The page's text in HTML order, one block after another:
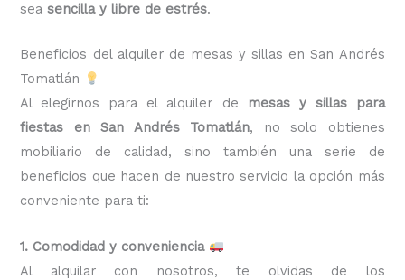
seasencilla y libre de estrés.
Beneficios del alquiler de mesas y sillas en San Andrés
Tomatlán
Al elegirnos para el alquiler de
mesas y sillas para
fiestas en San Andrés Tomatlán, no solo obtienes
mobiliario de calidad, sino también una serie de
beneficios que hacen de nuestro servicio la opción más
conveniente para ti:
1. Comodidad y conveniencia
Al alquilar con nosotros, te olvidas de los